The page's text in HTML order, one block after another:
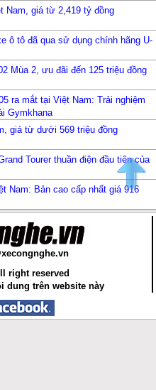
Nam, giá từ 2,419 tỷ đồng
ô tô đã qua sử dụng chính hãng U-
Mùa 2, ưu đãi đến 125 triệu đồng
ra mắt tại Việt Nam: Trải nghiệm
Gymkhana
giá từ dưới 569 triệu đồng
Tourer thuần điện đầu tiên của
Nam: Bản cao cấp nhất giá 916
right reserved
dung trên website này